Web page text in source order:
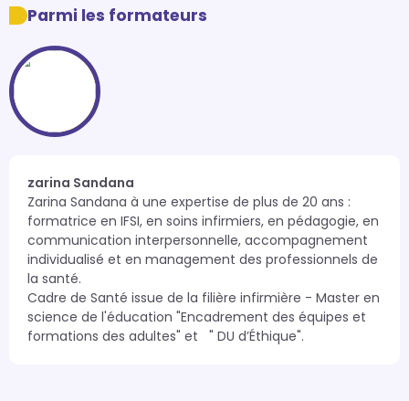
Parmi les formateurs
zarina Sandana
Zarina Sandana à une expertise de plus de 20 ans :
formatrice en IFSI, en soins infirmiers, en pédagogie, en
communication interpersonnelle, accompagnement
individualisé et en management des professionnels de
la santé.
Cadre de Santé issue de la filière infirmière - Master en
science de l'éducation "Encadrement des équipes et
formations des adultes" et   " DU d’Éthique".